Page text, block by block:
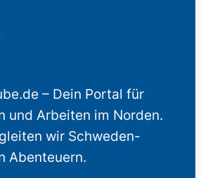
– Dein Portal für
und Arbeiten im Norden.
wir Schweden-
Abenteuern.